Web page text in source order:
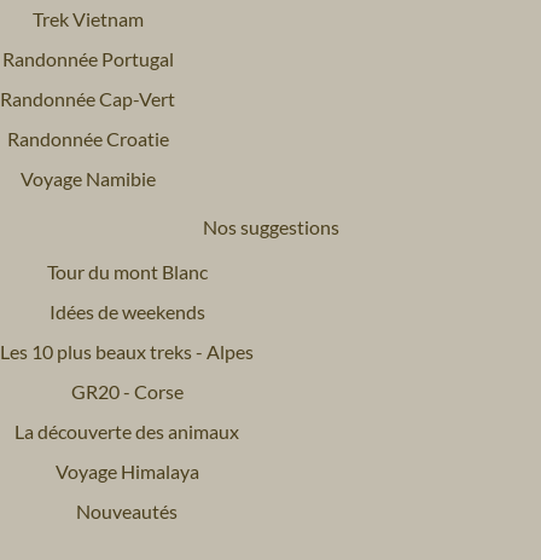
Trek Vietnam
Randonnée Portugal
Randonnée Cap-Vert
Randonnée Croatie
Voyage Namibie
Nos suggestions
Tour du mont Blanc
Idées de weekends
Les 10 plus beaux treks - Alpes
GR20 - Corse
La découverte des animaux
Voyage Himalaya
Nouveautés